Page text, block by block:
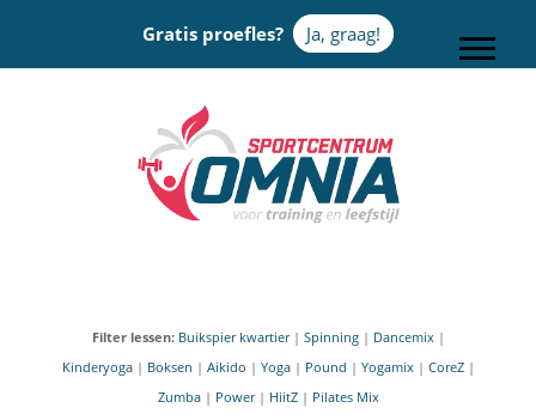
Gratis proefles? Ja, graag!
Filter lessen: Buikspier kwartier| Spinning| Dancemix|
Kinderyoga| Boksen | Aikido | Yoga| Pound | Yogamix| CoreZ|
Zumba| Power| HiitZ| Pilates Mix